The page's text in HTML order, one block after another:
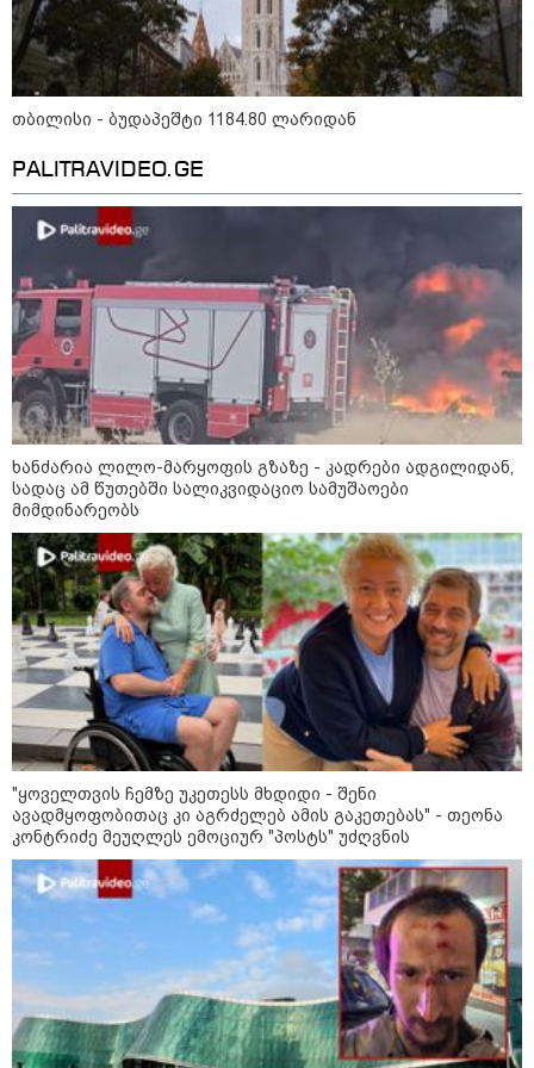
წალენჯიხის არტ-მეურნეობაში,
ნიკო კვარაცხელიას სახელობის
IT სკოლის კურსამთავრებულებს
სერტიფიკატები გადაეცათ
ხანძარი ლილო-მარტყოფის
გზაზე - რა ვითარებაა ადგილზე
10:29 / 09-08-2026
"ვერასდროს ვიფიქრებდი, რომ
ჩვენი ცხოვრება შენთან ერთად
ასეთ არარომანტიკულ ფაზაში
შევიდოდა" - თეონა კონტრიძე
ქორწინებიდან 18 წლის თავზე
ქმარს ემოციურ "პოსტს" უძღვნის
შეკვეთილის სანაპიროზე ზღვამ
უპილოტო საფრენი აპარატის
ფრაგმენტი გამორიყა
კატეგორიის ყველა სიახლე
მკითხველის რჩევით
თბილისი - ბუდაპეშტი 1184.80 ლარიდან
PALITRAVIDEO.GE
ხანძარია ლილო-მარყოფის გზაზე - კადრები ადგილიდან,
სადაც ამ წუთებში სალიკვიდაციო სამუშაოები
მიმდინარეობს
"ყოველთვის ჩემზე უკეთესს მხდიდი - შენი
ავადმყოფობითაც კი აგრძელებ ამის გაკეთებას" - თეონა
კონტრიძე მეუღლეს ემოციურ "პოსტს" უძღვნის